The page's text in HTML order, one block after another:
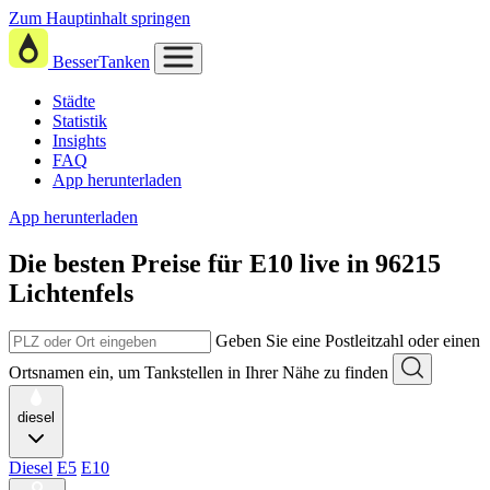
Zum Hauptinhalt springen
BesserTanken
Städte
Statistik
Insights
FAQ
App herunterladen
App herunterladen
Die besten Preise für E10 live in 96215
Lichtenfels
Geben Sie eine Postleitzahl oder einen
Ortsnamen ein, um Tankstellen in Ihrer Nähe zu finden
diesel
Diesel E5 E10